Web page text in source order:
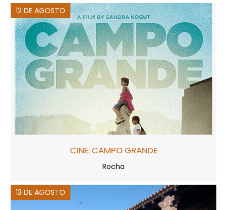
12 DE AGOSTO
CINE: CAMPO GRANDE
Rocha
13 DE AGOSTO